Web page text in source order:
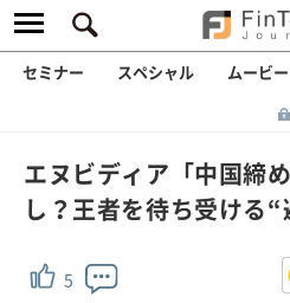
セミナー スペシャル ムービー
エヌビディア「中国締
し？王者を待ち受ける
5